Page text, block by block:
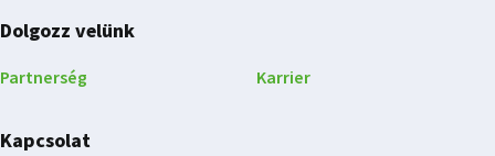
Dolgozz velünk
Partnerség Karrier
Kapcsolat